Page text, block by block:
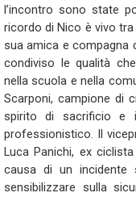
l’incontro sono state
ricordo di Nico è vivo
sua amica e compagna
condiviso le qualità
nella scuola e nella
Scarponi, campione di
spirito di sacrificio e
professionistico. Il
Luca Panichi, ex
causa di un incidente
sensibilizzare sulla